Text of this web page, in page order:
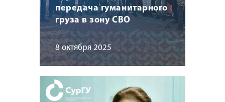
передача гуманитарного
груза в зону СВО
8 октября 2025